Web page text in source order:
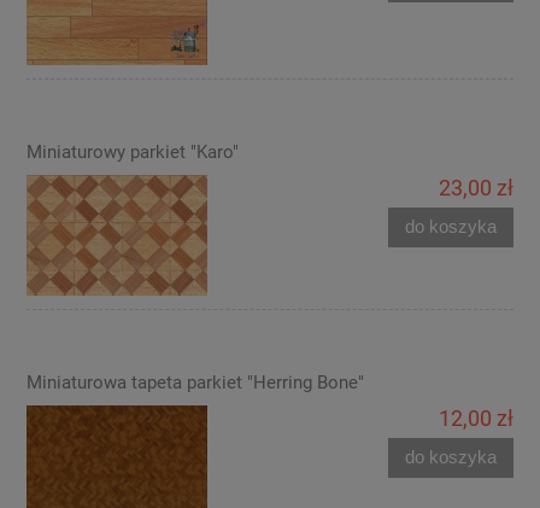
Miniaturowy parkiet "Karo"
23,00 zł
do koszyka
Miniaturowa tapeta parkiet "Herring Bone"
12,00 zł
do koszyka